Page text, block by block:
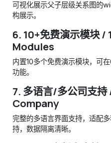
可视化展示父子层级关系图的
构展示。
6. 10+免费演示模块 /
Modules
内置10多个免费演示模块，可
功能。
7. 多语言/多公司支
Company
完整的多语言界面支持，适配
持，数据隔离清晰。